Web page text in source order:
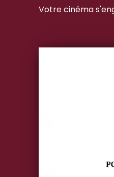
Votre cinéma